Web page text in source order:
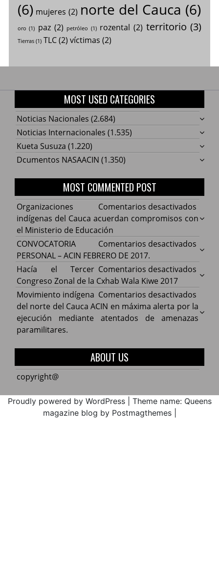
(6) mujeres (2) norte del Cauca (6)
oro (1) paz (2) petróleo (1) rozental (2) territorio (3)
Tierras(1) TLC(2) víctimas (2)
MOST USED CATEGORIES
Noticias Nacionales (2.684)
Noticias Internacionales (1.535)
Kueta Susuza (1.220)
Dcumentos NASAACIN (1.350)
MOST COMMENTED POST
Comentarios desactivados
Cauca
con
de
Organizaciones
indígenas del Cauca acuerdan compromisos con
el Ministerio de Educación
Comentarios desactivados
ACIN
DE
CONVOCATORIA
PERSONAL – ACIN FEBRERO DE 2017.
Comentarios desactivados
Hacía
la
2017
Hacía el Tercer
Congreso Zonal de la Cxhab Wala Kiwe 2017
Comentarios desactivados
Cauca
Movimiento indígena
del norte del Cauca ACIN en máxima alerta por la
ejecución mediante atentados de amenazas
paramilitares.
ABOUT US
copyright@
Proudly powered by WordPress
Theme name: Queens
magazine blog by Postmagthemes